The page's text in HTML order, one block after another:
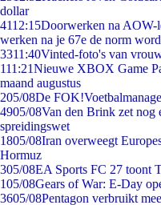
dollar
4112:15Doorwerken na AOW-
werken na je 67e de norm
3311:40Vinted-foto's van
111:21Nieuwe XBOX Game
maand augustus
205/08De
4905/08Van den Brink zet nog
spreidingswet
1805/08Iran overweegt
Hormuz
305/08EA Sports FC 27 toont
105/08Gears of War: E-Day
3605/08Pentagon verbruikt